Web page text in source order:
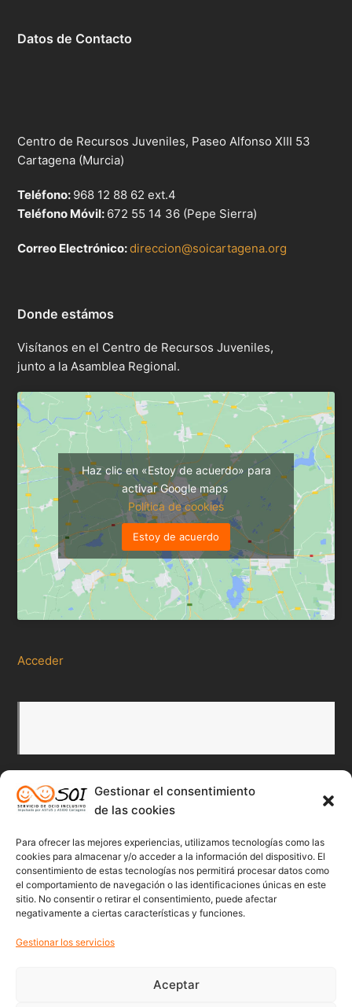
Gestionar el consentimiento
de las cookies
Para ofrecer las mejores experiencias, utilizamos tecnologías como las
cookies para almacenar y/o acceder a la información del dispositivo. El
consentimiento de estas tecnologías nos permitirá procesar datos como
el comportamiento de navegación o las identificaciones únicas en este
sitio. No consentir o retirar el consentimiento, puede afectar
negativamente a ciertas características y funciones.
Gestionar los servicios
Aceptar
Datos de Contacto
Centro de Recursos Juveniles, Paseo Alfonso XIII 53
Cartagena (Murcia)
Teléfono: 968 12 88 62 ext.4
Teléfono Móvil: 672 55 14 36 (Pepe Sierra)
Correo Electrónico:direccion@soicartagena.org
Donde estámos
Visítanos en el Centro de Recursos Juveniles,
junto a la Asamblea Regional.
Haz clic en «Estoy de acuerdo» para
activar Google maps
Política de cookies
Estoy de acuerdo
Acceder
Redes Sociales
Twitter
Facebook
Youtube